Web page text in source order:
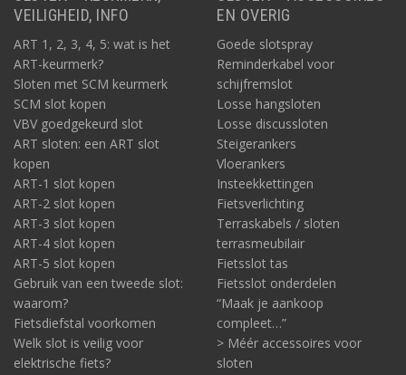
VEILIGHEID, INFO
ART 1, 2, 3, 4, 5: wat is het
ART-keurmerk?
Sloten met SCM keurmerk
SCM slot kopen
VBV goedgekeurd slot
ART sloten: een ART slot
kopen
ART-1 slot kopen
ART-2 slot kopen
ART-3 slot kopen
ART-4 slot kopen
ART-5 slot kopen
Gebruik van een tweede slot:
waarom?
Fietsdiefstal voorkomen
Welk slot is veilig voor
elektrische fiets?
EN OVERIG
Goede slotspray
Reminderkabel voor
schijfremslot
Losse hangsloten
Losse discussloten
Steigerankers
Vloerankers
Insteekkettingen
Fietsverlichting
Terraskabels / sloten
terrasmeubilair
Fietsslot tas
Fietsslot onderdelen
“Maak je aankoop
compleet…”
> Méér accessoires voor
sloten